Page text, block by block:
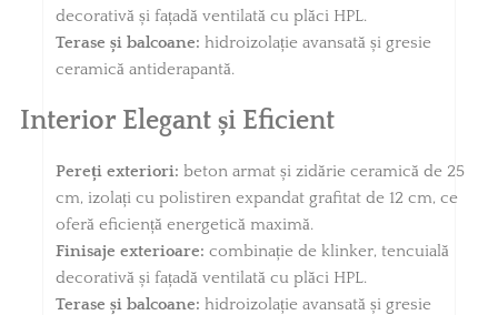
decorativă și fațadă ventilată cu plăci HPL.
Terase și balcoane: hidroizolație avansată și gresie
ceramică antiderapantă.
Interior Elegant și Eficient
Pereți exteriori: beton armat și zidărie ceramică de 25
cm, izolați cu polistiren expandat grafitat de 12 cm, ce
oferă eficiență energetică maximă.
Finisaje exterioare: combinație de klinker, tencuială
decorativă și fațadă ventilată cu plăci HPL.
Terase și balcoane: hidroizolație avansată și gresie